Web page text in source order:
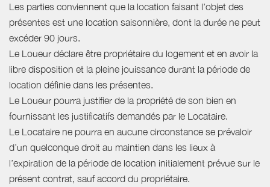
Les parties conviennent que la location faisant l'objet des
présentes est une location saisonnière, dont la durée ne peut
excéder 90 jours.
Le Loueur déclare être propriétaire du logement et en avoir la
libre disposition et la pleine jouissance durant la période de
location définie dans les présentes.
Le Loueur pourra justifier de la propriété de son bien en
fournissant les justificatifs demandés par le Locataire.
Le Locataire ne pourra en aucune circonstance se prévaloir
d’un quelconque droit au maintien dans les lieux à
l’expiration de la période de location initialement prévue sur le
présent contrat, sauf accord du propriétaire.